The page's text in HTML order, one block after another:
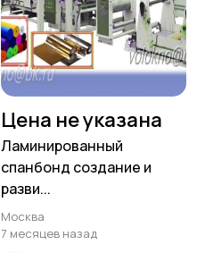
Цена не указана
Ламинированный
спанбонд создание и
разви...
Москва
7 месяцев назад